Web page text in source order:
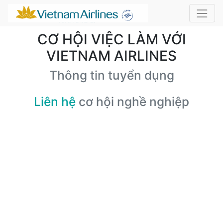
CƠ HỘI VIỆC LÀM VỚI
VIETNAM AIRLINES
Thông tin tuyển dụng
Liên hệ cơ hội nghề nghiệp